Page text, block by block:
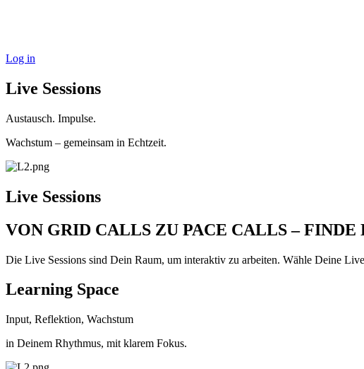
Log in
Live Sessions
Austausch. Impulse.
Wachstum – gemeinsam in Echtzeit.
Live Sessions
VON GRID CALLS ZU PACE CALLS – FINDE
Die Live Sessions sind Dein Raum, um interaktiv zu arbeiten. Wähle Deine
Learning Space
Input, Reflektion, Wachstum
in Deinem Rhythmus, mit klarem Fokus.